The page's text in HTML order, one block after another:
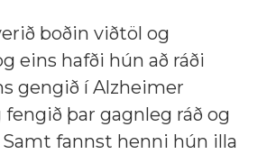
boðin viðtöl og
eins hafði hún að ráði
gengið í Alzheimer
þar gagnleg ráð og
fannst henni hún illa